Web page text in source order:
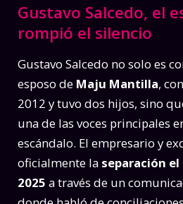
Gustavo Salcedo, el
rompió el silencio
Gustavo Salcedo no solo es
esposo de Maju Mantilla,
2012 y tuvo dos hijos, sino
una de las voces principales
escándalo. El empresario y
oficialmente la separación
2025 a través de un